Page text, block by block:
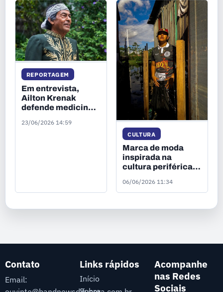
REPORTAGEM
Em entrevista,
Ailton Krenak
defende medicina
floresta é a nossa
23/06/2026 14:59
CULTURA
Marca de moda
inspirada na
cultura periférica
sustentabilidade
para reduzir
06/06/2026 11:34
Contato
Email:
Links rápidos
Início
Acompanhe
nas Redes
Sociais